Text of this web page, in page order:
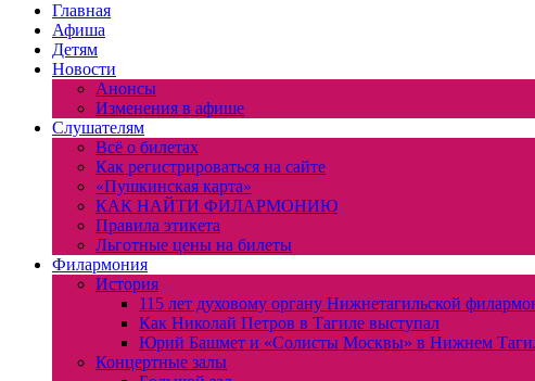
Главная
Афиша
Детям
Новости
Анонсы
Изменения в афише
Слушателям
Всё о билетах
Как регистрироваться на сайте
«Пушкинская карта»
КАК НАЙТИ ФИЛАРМОНИЮ
Правила этикета
Льготные цены на билеты
Филармония
История
115 лет духовому органу Нижнетагильской
Как Николай Петров в Тагиле выступал
Юрий Башмет и «Солисты Москвы» в Нижнем
Концертные залы